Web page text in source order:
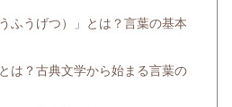
ふうげつ）」とは？言葉の基本
は？古典文学から始まる言葉の